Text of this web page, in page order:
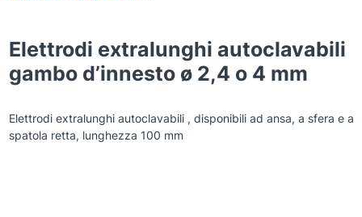
Elettrodi extralunghi autoclavabili
gambo d’innesto ø 2,4 o 4 mm
Elettrodi extralunghi autoclavabili , disponibili ad ansa, a sfera e a
spatola retta, lunghezza 100 mm